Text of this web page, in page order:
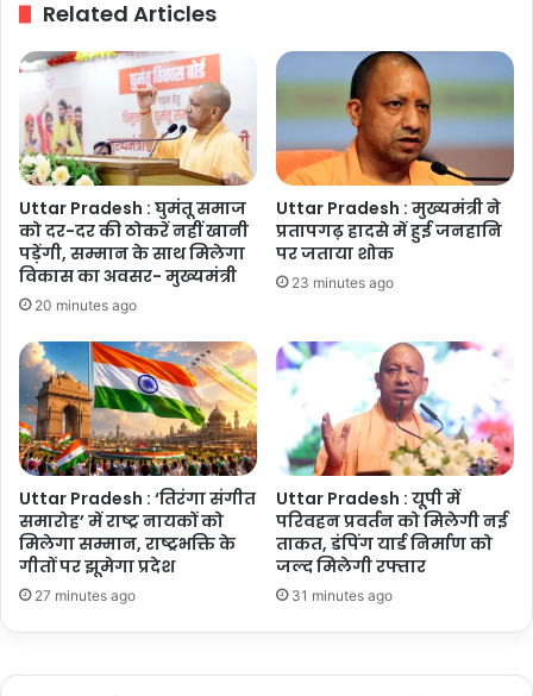
अधिकारों
हनन
Related Articles
Uttar Pradesh : घुमंतू समाज
को दर-दर की ठोकरें नहीं खानी
पड़ेंगी, सम्मान के साथ मिलेगा
विकास का अवसर- मुख्यमंत्री
20 minutes ago
Uttar Pradesh : मुख्यमंत्री ने
प्रतापगढ़ हादसे में हुई जनहानि
पर जताया शोक
23 minutes ago
Uttar Pradesh : ‘तिरंगा संगीत
समारोह’ में राष्ट्र नायकों को
मिलेगा सम्मान, राष्ट्रभक्ति के
गीतों पर झूमेगा प्रदेश
27 minutes ago
Uttar Pradesh : यूपी में
परिवहन प्रवर्तन को मिलेगी नई
ताकत, डंपिंग यार्ड निर्माण को
जल्द मिलेगी रफ्तार
31 minutes ago